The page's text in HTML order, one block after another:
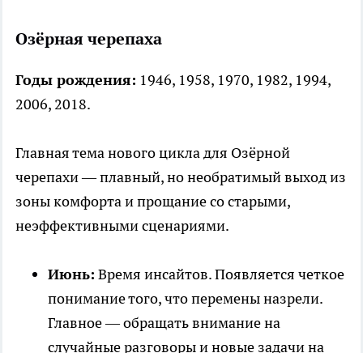
Озёрная черепаха
Годы рождения: 1946, 1958, 1970, 1982, 1994,
2006, 2018.
Главная тема нового цикла для Озёрной
черепахи — плавный, но необратимый выход из
зоны комфорта и прощание со старыми,
неэффективными сценариями.
Июнь: Время инсайтов. Появляется четкое
понимание того, что перемены назрели.
Главное — обращать внимание на
случайные разговоры и новые задачи на